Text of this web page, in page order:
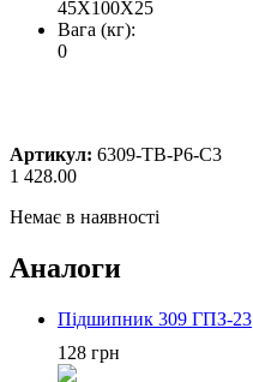
45X100X25
Вага (кг):
0
Артикул: 6309-TB-P6-C3
1 428.00
Немає в наявності
Аналоги
Підшипник 309 ГПЗ-23
128 грн